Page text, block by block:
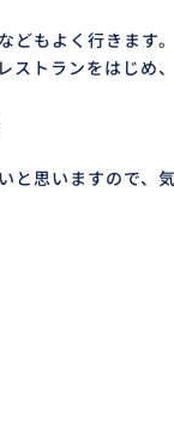
どもよく行きます
ストランをはじめ
と思いますので、